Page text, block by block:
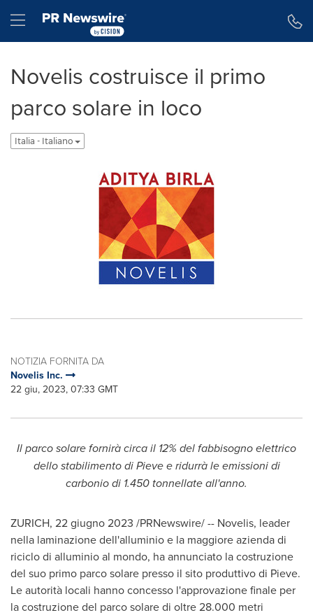
Hamburger menu
Novelis costruisce il primo
parco solare in loco
Italia - Italiano
NOTIZIA FORNITA DA
Novelis Inc.
22 giu, 2023, 07:33 GMT
Il parco solare fornirà circa il 12% del fabbisogno elettrico
dello stabilimento di Pieve e ridurrà le emissioni di
carbonio di 1.450 tonnellate all'anno.
ZURICH, 22 giugno 2023 /PRNewswire/ -- Novelis, leader
nella laminazione dell'alluminio e la maggiore azienda di
riciclo di alluminio al mondo, ha annunciato la costruzione
del suo primo parco solare presso il sito produttivo di Pieve.
Le autorità locali hanno concesso l'approvazione finale per
la costruzione del parco solare di oltre 28.000 metri